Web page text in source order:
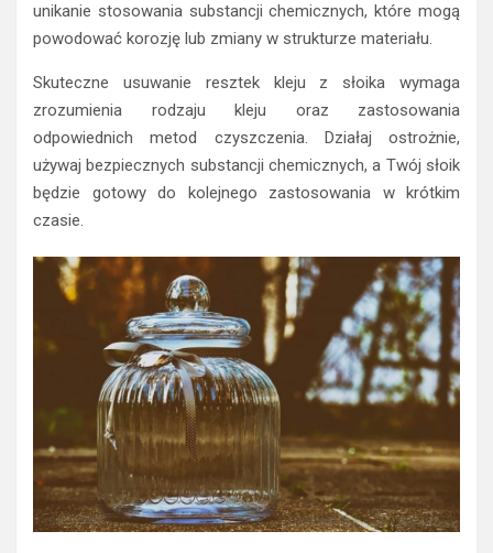
unikanie stosowania substancji chemicznych, które mogą
powodować korozję lub zmiany w strukturze materiału.
Skuteczne usuwanie resztek kleju z słoika wymaga
zrozumienia rodzaju kleju oraz zastosowania
odpowiednich metod czyszczenia. Działaj ostrożnie,
używaj bezpiecznych substancji chemicznych, a Twój słoik
będzie gotowy do kolejnego zastosowania w krótkim
czasie.